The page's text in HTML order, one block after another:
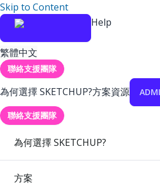
Skip to Content
Help
繁體中文
聯絡支援團隊
為何選擇 SKETCHUP?方案資源
聯絡支援團隊
為何選擇 SKETCHUP?
方案